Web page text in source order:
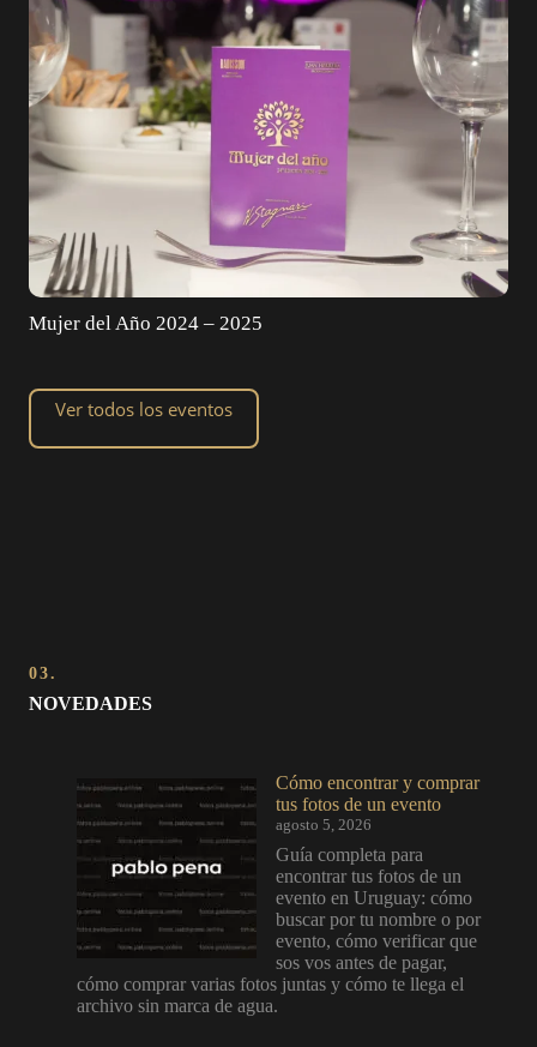
Mujer del Año 2024 – 2025
Ver todos los eventos
03.
NOVEDADES
Cómo encontrar y comprar
tus fotos de un evento
agosto 5, 2026
Guía completa para
encontrar tus fotos de un
evento en Uruguay: cómo
buscar por tu nombre o por
evento, cómo verificar que
sos vos antes de pagar,
cómo comprar varias fotos juntas y cómo te llega el
archivo sin marca de agua.